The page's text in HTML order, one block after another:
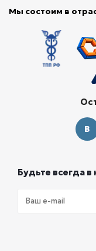
Мы состоим в
Будьте всегда в